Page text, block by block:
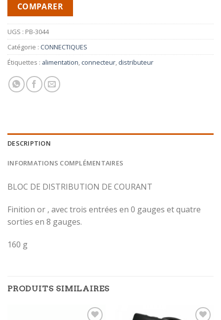
COMPARER
UGS : PB-3044
Catégorie : CONNECTIQUES
Étiquettes : alimentation, connecteur, distributeur
DESCRIPTION
INFORMATIONS COMPLÉMENTAIRES
BLOC DE DISTRIBUTION DE COURANT
Finition or , avec trois entrées en 0 gauges et quatre
sorties en 8 gauges.
160 g
PRODUITS SIMILAIRES